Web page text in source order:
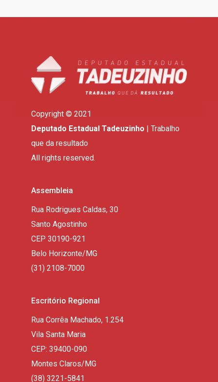
Copyright © 2021
Deputado Estadual Tadeuzinho | Trabalho
que da resultado
All rights reserved.
Assembleia
Rua Rodrigues Caldas, 30
Santo Agostinho
CEP 30190-921
Belo Horizonte/MG
(31) 2108-7000
Escritório Regional
Rua Corrêa Machado, 1.254
Vila Santa Maria
CEP: 39400-090
Montes Claros/MG
(38) 3221-5841